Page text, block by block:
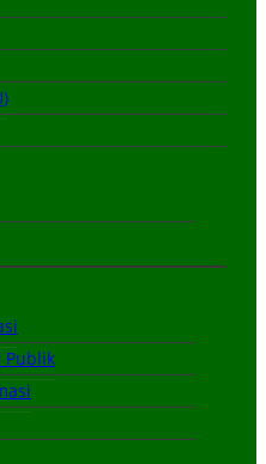
Publik